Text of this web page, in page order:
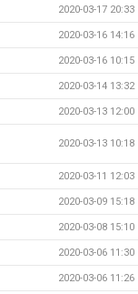
2020-03-17 20:33
2020-03-16 14:16
2020-03-16 10:15
2020-03-14 13:32
2020-03-13 12:00
2020-03-13 10:18
2020-03-11 12:03
2020-03-09 15:18
2020-03-08 15:10
2020-03-06 11:30
2020-03-06 11:26